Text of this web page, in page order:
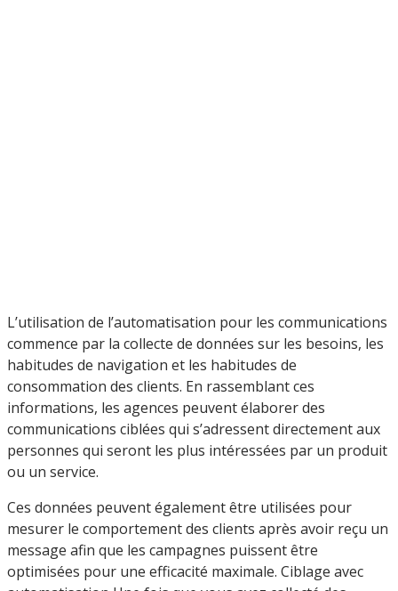
L’utilisation de l’automatisation pour les communications
commence par la collecte de données sur les besoins, les
habitudes de navigation et les habitudes de
consommation des clients. En rassemblant ces
informations, les agences peuvent élaborer des
communications ciblées qui s’adressent directement aux
personnes qui seront les plus intéressées par un produit
ou un service.
Ces données peuvent également être utilisées pour
mesurer le comportement des clients après avoir reçu un
message afin que les campagnes puissent être
optimisées pour une efficacité maximale. Ciblage avec